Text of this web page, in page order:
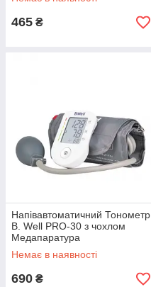
465 ₴
Напівавтоматичний Тонометр
B. Well PRO-30 з чохлом
Медапаратура
Немає в наявності
690 ₴